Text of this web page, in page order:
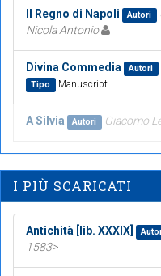
Il Regno di Napoli Autori
Nicola Antonio
Divina Commedia Autori
Tipo Manuscript
A Silvia Autori Giacomo
I PIÙ SCARICATI
Antichità [lib. XXXIX]
1583>